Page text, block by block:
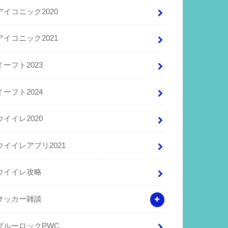
イコニック2020
イコニック2021
ーフト2023
ーフト2024
イイレ2020
イイレアプリ2021
イイレ攻略
ッカー雑談
ルーロックPWC